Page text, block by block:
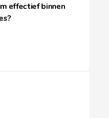
effectief binnen